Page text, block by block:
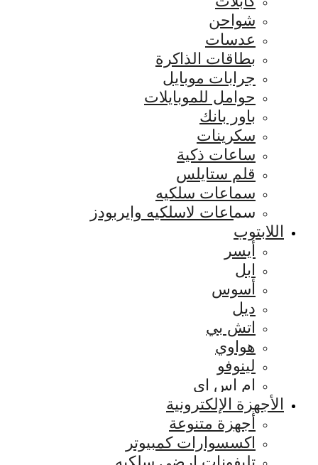
شواحن
عدسات
بطاقات الذاكرة
جرابات موبايل
حوامل للموبايلات
باور بانك
سكرينات
ساعات ذكية
قلم ستايلس
سماعات سلكيه
سماعات لاسلكيه وايربودز
اللابتوب
أيسر
ابل
أسوس
ديل
اتش بي
هواوي
لينوفو
ام اس اي
الأجهزة الإلكترونية
أجهزة متنوعة
اكسسوارات كمبيوتر